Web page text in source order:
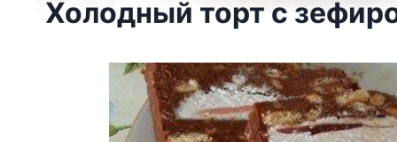
Холодный торт с